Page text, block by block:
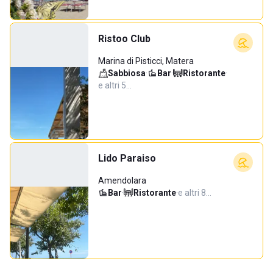
Ristoo Club
Marina di Pisticci, Matera
Sabbiosa· Bar· Ristorante·
e altri 5…
Lido Paraiso
Amendolara
Bar· Ristorante·e altri 8…